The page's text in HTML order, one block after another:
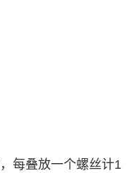
每叠放一个螺丝计1